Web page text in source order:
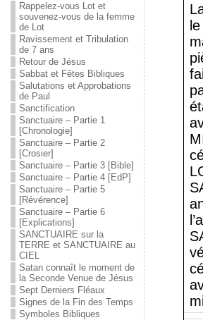
Rappelez-vous Lot et
souvenez-vous de la femme
de Lot
Ravissement et Tribulation
de 7 ans
Retour de Jésus
Sabbat et Fêtes Bibliques
Salutations et Approbations
de Paul
Sanctification
Sanctuaire – Partie 1
[Chronologie]
Sanctuaire – Partie 2
[Crosier]
Sanctuaire – Partie 3 [Bible]
Sanctuaire – Partie 4 [EdP]
Sanctuaire – Partie 5
[Révérence]
Sanctuaire – Partie 6
[Explications]
SANCTUAIRE sur la
TERRE et SANCTUAIRE au
CIEL
Satan connaît le moment de
la Seconde Venue de Jésus
Sept Derniers Fléaux
Signes de la Fin des Temps
Symboles Bibliques